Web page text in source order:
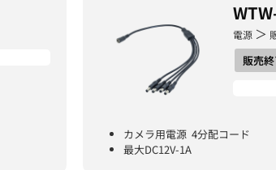
電源 ＞
販売
カメラ用電源 4分配コード
最大DC12V-1A